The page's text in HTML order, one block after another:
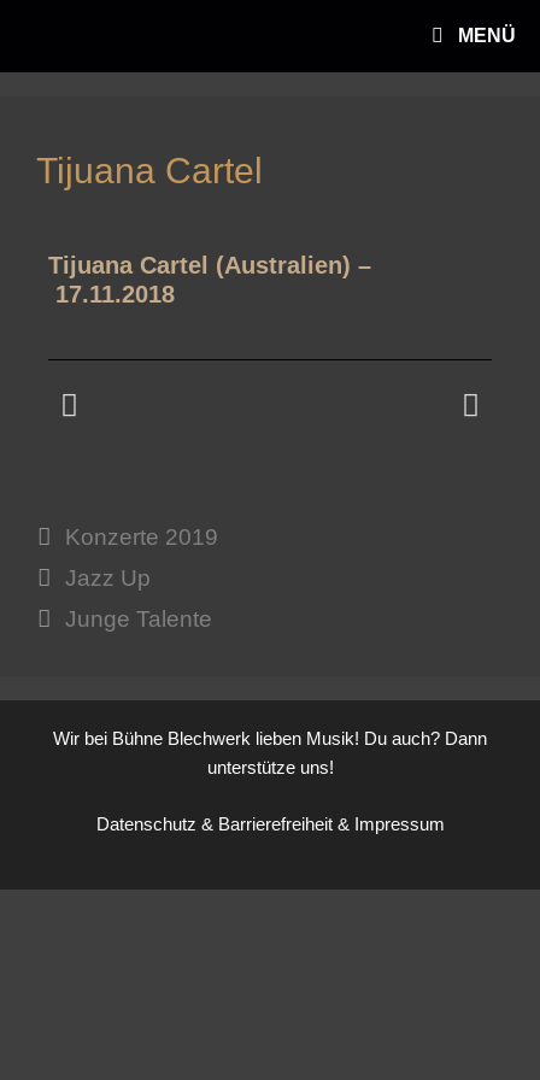
MENÜ
Tijuana Cartel
Tijuana Cartel (Australien) –
17.11.2018
Konzerte 2019
Jazz Up
Junge Talente
Wir bei Bühne Blechwerk lieben Musik! Du auch? Dann
unterstütze uns!
Datenschutz & Barrierefreiheit& Impressum